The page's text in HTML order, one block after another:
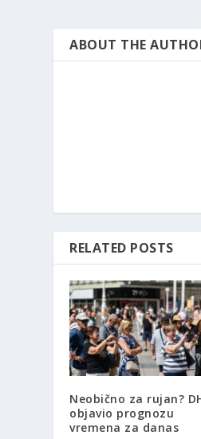
ABOUT THE
RELATED POSTS
Neobično za rujan?
objavio prognozu
vremena za danas